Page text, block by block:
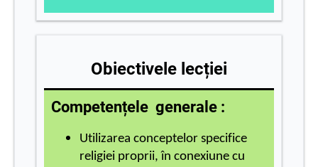
Obiectivele lecției
Competențele generale :
Utilizarea conceptelor specifice
religiei proprii, în conexiune cu